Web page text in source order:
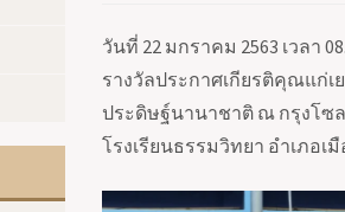
วันที่ 22 มกราคม 2563 เวลา
รางวัลประกาศเกียรติคุณแก่เ
ประดิษฐ์นานาชาติ ณ กรุงโซ
โรงเรียนธรรมวิทยา อำเภอเ